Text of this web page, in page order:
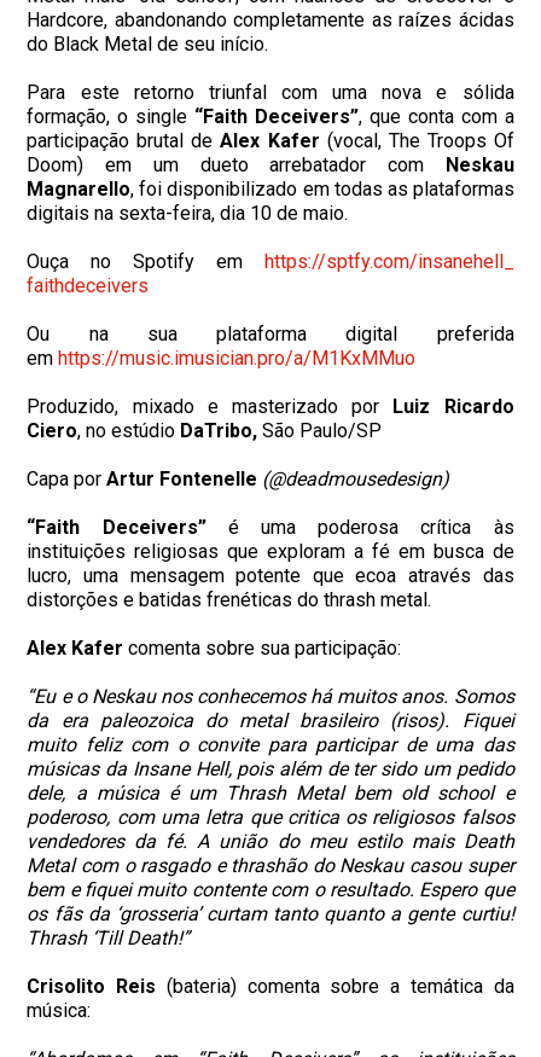
Hardcore, abandonando completamente as raízes ácidas
do Black Metal de seu início.
Para este retorno triunfal com uma nova e sólida
formação, o single “Faith Deceivers”, que conta com a
participação brutal deAlex Kafer (vocal, The Troops Of
Doom) em um dueto arrebatador com
Neskau
Magnarello, foi disponibilizado em todas as plataformas
digitais na sexta-feira, dia 10 de maio.
Ouça no Spotify em
https://sptfy.com/insanehell_
faithdeceivers
Ou na sua plataforma digital preferida
em https://music.imusician.pro/a/ M1KxMMuo
Produzido, mixado e masterizado por
Luiz Ricardo
Ciero, no estúdio DaTribo,São Paulo/SP
Capa porArtur Fontenelle (@deadmousedesign)
“Faith Deceivers”é uma poderosa crítica às
instituições religiosas que exploram a fé em busca de
lucro, uma mensagem potente que ecoa através das
distorções e batidas frenéticas do thrash metal.
Alex Kafer comenta sobre sua participação:
“Eu e o Neskau nos conhecemos há muitos anos. Somos
da era paleozoica do metal brasileiro (risos). Fiquei
muito feliz com o convite para participar de uma das
músicas da Insane Hell, pois além de ter sido um pedido
dele, a música é um Thrash Metal bem old school e
poderoso, com uma letra que critica os religiosos falsos
vendedores da fé. A união do meu estilo mais Death
Metal com o rasgado e thrashão do Neskau casou super
bem e fiquei muito contente com o resultado. Espero que
os fãs da ‘grosseria’ curtam tanto quanto a gente curtiu!
Thrash ‘Till Death!”
Crisolito Reis (bateria) comenta sobre a temática da
música: